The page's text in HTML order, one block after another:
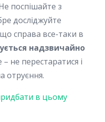
поспішайте з
досліджуйте
справа все-таки в
надзвичайно
не перестаратися і
отруєння.
в цьому